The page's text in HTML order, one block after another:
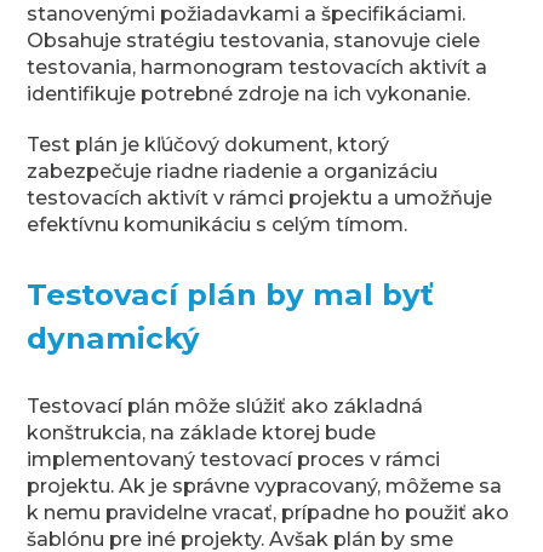
stanovenými požiadavkami a špecifikáciami.
Obsahuje stratégiu testovania, stanovuje ciele
testovania, harmonogram testovacích aktivít a
identifikuje potrebné zdroje na ich vykonanie.
Test plán je kľúčový dokument, ktorý
zabezpečuje riadne riadenie a organizáciu
testovacích aktivít v rámci projektu a umožňuje
efektívnu komunikáciu s celým tímom.
Testovací plán by mal byť
dynamický
Testovací plán môže slúžiť ako základná
konštrukcia, na základe ktorej bude
implementovaný testovací proces v rámci
projektu. Ak je správne vypracovaný, môžeme sa
k nemu pravidelne vracať, prípadne ho použiť ako
šablónu pre iné projekty. Avšak plán by sme